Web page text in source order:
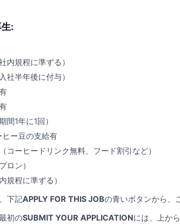
:
内規程に準ずる）
社半年後に付与）
間1年に1回）
ヒー豆の支給有
コーヒードリンク無料、フード割引など）
ロン）
規程に準ずる）
下記APPLY FOR THIS JOBの青いボタンから、
初のSUBMIT YOUR APPLICATIONには、上か